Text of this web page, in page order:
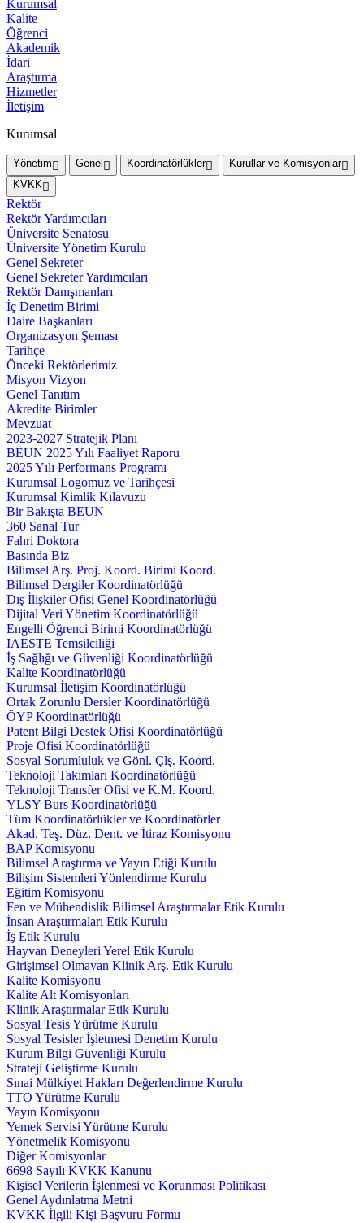
Kurumsal
Kalite
Öğrenci
Akademik
İdari
Araştırma
Hizmetler
İletişim
Kurumsal
Yönetim Genel Koordinatörlükler
Kurullar ve Komisyonlar
KVKK
Rektör
Rektör Yardımcıları
Üniversite Senatosu
Üniversite Yönetim Kurulu
Genel Sekreter
Genel Sekreter Yardımcıları
Rektör Danışmanları
İç Denetim Birimi
Daire Başkanları
Organizasyon Şeması
Tarihçe
Önceki Rektörlerimiz
Misyon Vizyon
Genel Tanıtım
Akredite Birimler
Mevzuat
2023-2027 Stratejik Planı
BEUN 2025 Yılı Faaliyet Raporu
2025 Yılı Performans Programı
Kurumsal Logomuz ve Tarihçesi
Kurumsal Kimlik Kılavuzu
Bir Bakışta BEUN
360 Sanal Tur
Fahri Doktora
Basında Biz
Bilimsel Arş. Proj. Koord. Birimi Koord.
Bilimsel Dergiler Koordinatörlüğü
Dış İlişkiler Ofisi Genel Koordinatörlüğü
Dijital Veri Yönetim Koordinatörlüğü
Engelli Öğrenci Birimi Koordinatörlüğü
IAESTE Temsilciliği
İş Sağlığı ve Güvenliği Koordinatörlüğü
Kalite Koordinatörlüğü
Kurumsal İletişim Koordinatörlüğü
Ortak Zorunlu Dersler Koordinatörlüğü
ÖYP Koordinatörlüğü
Patent Bilgi Destek Ofisi Koordinatörlüğü
Proje Ofisi Koordinatörlüğü
Sosyal Sorumluluk ve Gönl. Çlş. Koord.
Teknoloji Takımları Koordinatörlüğü
Teknoloji Transfer Ofisi ve K.M. Koord.
YLSY Burs Koordinatörlüğü
Tüm Koordinatörlükler ve Koordinatörler
Akad. Teş. Düz. Dent. ve İtiraz Komisyonu
BAP Komisyonu
Bilimsel Araştırma ve Yayın Etiği Kurulu
Bilişim Sistemleri Yönlendirme Kurulu
Eğitim Komisyonu
Fen ve Mühendislik Bilimsel Araştırmalar Etik Kurulu
İnsan Araştırmaları Etik Kurulu
İş Etik Kurulu
Hayvan Deneyleri Yerel Etik Kurulu
Girişimsel Olmayan Klinik Arş. Etik Kurulu
Kalite Komisyonu
Kalite Alt Komisyonları
Klinik Araştırmalar Etik Kurulu
Sosyal Tesis Yürütme Kurulu
Sosyal Tesisler İşletmesi Denetim Kurulu
Kurum Bilgi Güvenliği Kurulu
Strateji Geliştirme Kurulu
Sınai Mülkiyet Hakları Değerlendirme Kurulu
TTO Yürütme Kurulu
Yayın Komisyonu
Yemek Servisi Yürütme Kurulu
Yönetmelik Komisyonu
Diğer Komisyonlar
6698 Sayılı KVKK Kanunu
Kişisel Verilerin İşlenmesi ve Korunması Politikası
Genel Aydınlatma Metni
KVKK İlgili Kişi Başvuru Formu